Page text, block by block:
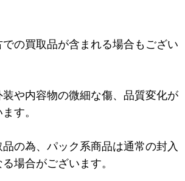
の買取品が含まれる場合もござい
や内容物の微細な傷、品質変化が
す。
の為、パック系商品は通常の封入
場合がございます。